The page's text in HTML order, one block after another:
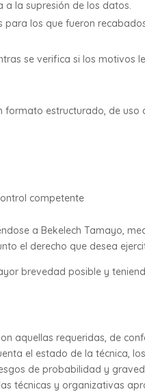
a la supresión de los datos.
los que fueron
se verifica si los motivos
estructurado, de uso
competente
a Bekelech Tamayo,
el derecho que desea
brevedad posible y
aquellas requeridas, de
el estado de la técnica,
de probabilidad y
técnicas y organizativas